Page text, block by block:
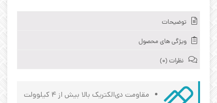
توضیحات
ویژگی های محصول
نظرات (0)
مقاومت دی‌الکتریک بالا بیش از ۴ کیلوولت